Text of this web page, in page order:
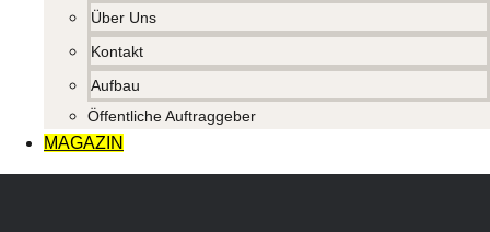
Über Uns
Kontakt
Aufbau
Öffentliche Auftraggeber
MAGAZIN